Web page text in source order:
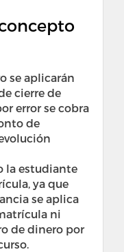
se aplicarán
cierre de
error se cobra
de
la estudiante
ya que
se aplica
ni
de dinero por